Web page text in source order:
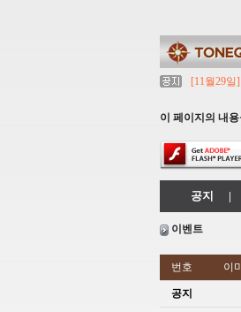
[11월29일]
[11월29일]
[11월29일]
이 페이지의 내
공지 |
이벤트
번호
이
공지